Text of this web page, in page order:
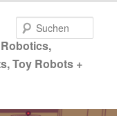
Toy Robots +